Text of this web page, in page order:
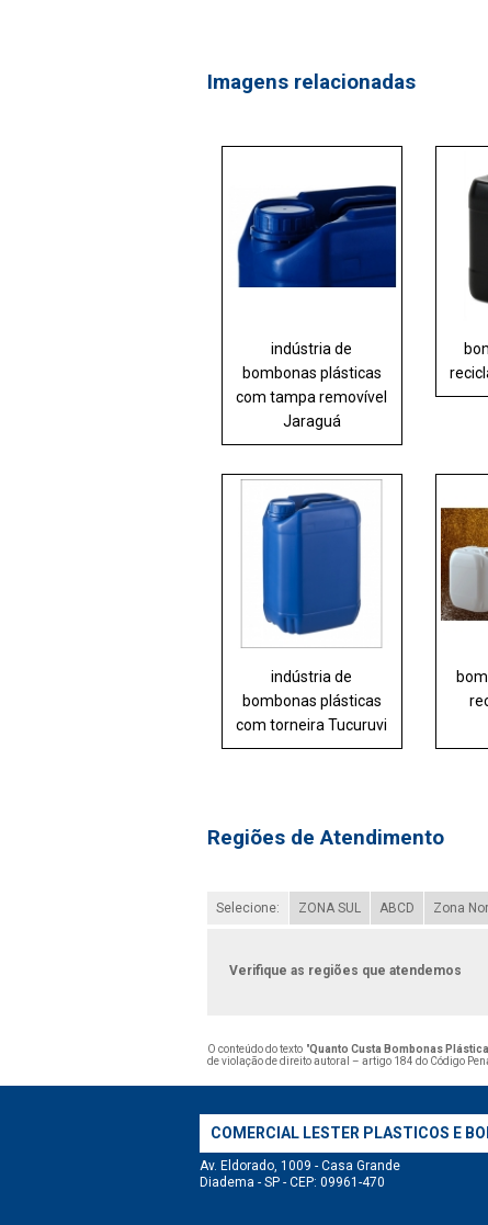
Imagens relacionadas
indústria de
bombonas plásticas
com tampa removível
Jaraguá
indústria de
bombonas plásticas
com torneira Tucuruvi
Regiões de Atendimento
Selecione: ZONA SUL ABCD Zona
Verifique as regiões que atendemos
O conteúdo do texto "Quanto Custa Bombonas
de violação de direito autoral – artigo 184 do Código
COMERCIAL LESTER PLASTICOS E
Av. Eldorado, 1009 - Casa Grande
Diadema - SP - CEP: 09961-470